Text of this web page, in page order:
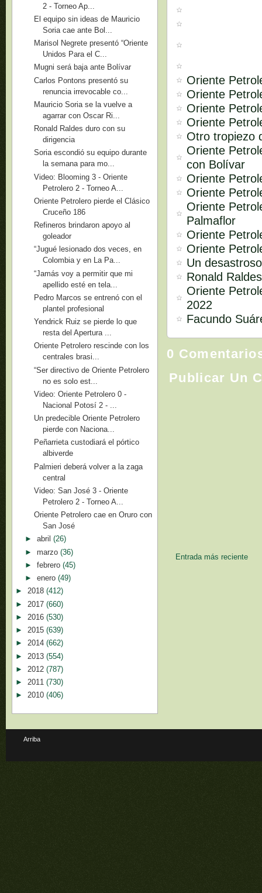
Oriente
Oriente
Oriente
Oriente
Otro tropiezo
Oriente
con Bolívar
Oriente
Oriente
Oriente
Palmaflor
Oriente
Oriente
Un
Ronald
Oriente
2022
Facundo
0
Publicar Un
Entrada más reciente
2 - Torneo Ap...
El equipo sin ideas de Mauricio
Soria cae ante Bol...
Marisol Negrete presentó “Oriente
Unidos Para el C...
Mugni será baja ante Bolívar
Carlos Pontons presentó su
renuncia irrevocable co...
Mauricio Soria se la vuelve a
agarrar con Oscar Ri...
Ronald Raldes duro con su
dirigencia
Soria escondió su equipo durante
la semana para mo...
Video: Blooming 3 - Oriente
Petrolero 2 - Torneo A...
Oriente Petrolero pierde el Clásico
Cruceño 186
Refineros brindaron apoyo al
goleador
“Jugué lesionado dos veces, en
Colombia y en La Pa...
“Jamás voy a permitir que mi
apellido esté en tela...
Pedro Marcos se entrenó con el
plantel profesional
Yendrick Ruiz se pierde lo que
resta del Apertura ...
Oriente Petrolero rescinde con los
centrales brasi...
“Ser directivo de Oriente Petrolero
no es solo est...
Video: Oriente Petrolero 0 -
Nacional Potosí 2 - ...
Un predecible Oriente Petrolero
pierde con Naciona...
Peñarrieta custodiará el pórtico
albiverde
Palmieri deberá volver a la zaga
central
Video: San José 3 - Oriente
Petrolero 2 - Torneo A...
Oriente Petrolero cae en Oruro con
San José
► abril (26)
► marzo (36)
► febrero (45)
► enero (49)
► 2018 (412)
► 2017 (660)
► 2016 (530)
► 2015 (639)
► 2014 (662)
► 2013 (554)
► 2012 (787)
► 2011 (730)
► 2010 (406)
Arriba